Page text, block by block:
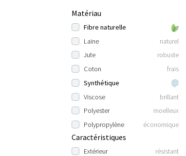
Matériau
Fibre naturelle
Laine
naturel
Jute
robuste
Coton
frais
Synthétique
Viscose
brillant
Polyester
moelleux
Polypropylène
économique
Caractéristiques
Extérieur
résistant